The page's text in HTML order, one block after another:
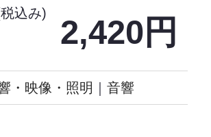
込み)
2,420円
・映像・照明 ｜ 音響